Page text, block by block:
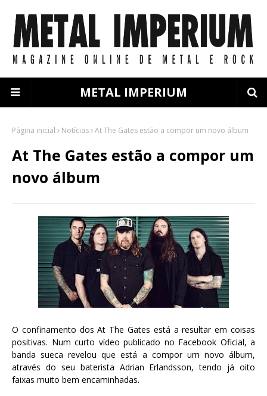
METAL IMPERIUM
Página inicial Notícias At The Gates estão a compor um novo álbum
At The Gates estão a compor um
novo álbum
O confinamento dos At The Gates está a resultar em coisas
positivas. Num curto vídeo publicado no Facebook Oficial, a
banda sueca revelou que está a compor um novo álbum,
através do seu baterista Adrian Erlandsson, tendo já oito
faixas muito bem encaminhadas.